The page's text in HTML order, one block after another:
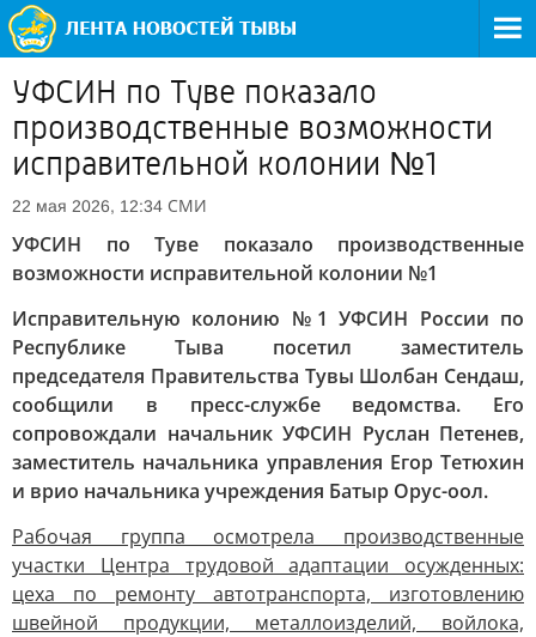
УФСИН по Туве показало
производственные возможности
исправительной колонии №1
22 мая 2026, 12:34 СМИ
УФСИН по Туве показало производственные
возможности исправительной колонии №1
Исправительную колонию №1 УФСИН России по
Республике Тыва посетил заместитель
председателя Правительства Тувы Шолбан Сендаш,
сообщили в пресс-службе ведомства. Его
сопровождали начальник УФСИН Руслан Петенев,
заместитель начальника управления Егор Тетюхин
и врио начальника учреждения Батыр Орус-оол.
Рабочая группа осмотрела производственные
участки Центра трудовой адаптации осужденных:
цеха по ремонту автотранспорта, изготовлению
швейной продукции, металлоизделий, войлока,